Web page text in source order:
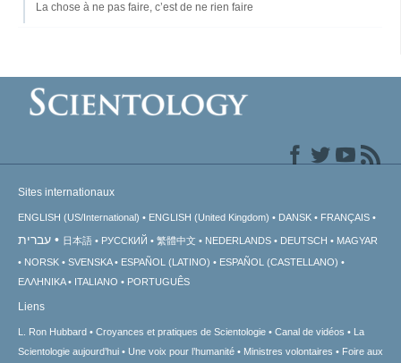
La chose à ne pas faire, c’est de ne rien faire
Sites internationaux
ENGLISH (US/International) ENGLISH (United Kingdom) DANSK FRANÇAIS
עברית 日本語 РУССКИЙ 繁體中文 NEDERLANDS DEUTSCH
MAGYAR
NORSK
SVENSKA ESPAÑOL (LATINO)
ESPAÑOL (CASTELLANO)
ΕΛΛΗΝΙΚA
ITALIANO PORTUGUÊS
Liens
L. Ron Hubbard Croyances et pratiques de Scientologie Canal de vidéos
La
Scientologie aujourd’hui
Une voix pour l’humanité Ministres volontaires Foire aux